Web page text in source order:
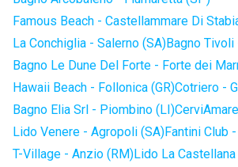
Famous Beach - Castellammare Di
La Conchiglia - Salerno (SA)Bagno Tivoli
Bagno Le Dune Del Forte - Forte dei
Hawaii Beach - Follonica (GR)Cotriero -
Bagno Elia Srl - Piombino (LI)
Lido Venere - Agropoli (SA)Fantini Club
T-Village - Anzio (RM)Lido La